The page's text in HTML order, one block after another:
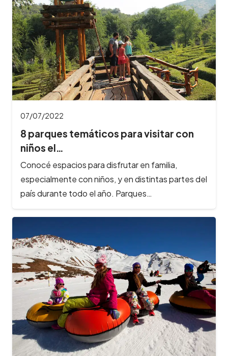
07/07/2022
8 parques temáticos para visitar con
niños el…
Conocé espacios para disfrutar en familia,
especialmente con niños, y en distintas partes del
país durante todo el año. Parques…